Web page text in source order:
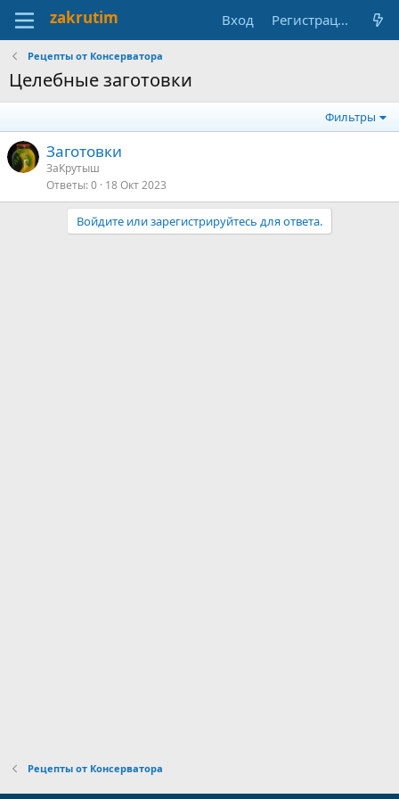
Вход Регистрация
Рецепты от Консерватора
Целебные заготовки
Фильтры
Заготовки
ЗаКрутыш
Ответы 0 18 Окт 2023
Войдите или зарегистрируйтесь для ответа.
Рецепты от Консерватора